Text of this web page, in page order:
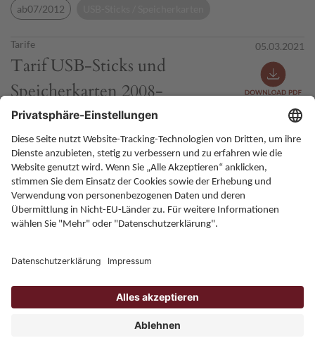
ab07/2012
Tarife
Tarif USB-Sticks und
Speicherkarten 2008-
30.06.2012
05.03.2021
2008-30.06.2012 USB-Sticks / Speicherkarten
Allgemeine Bedingungen
Onlineportal
ZPÜ - Gesellschaft des bürgerlichen Rechts. Gesellschafter: die